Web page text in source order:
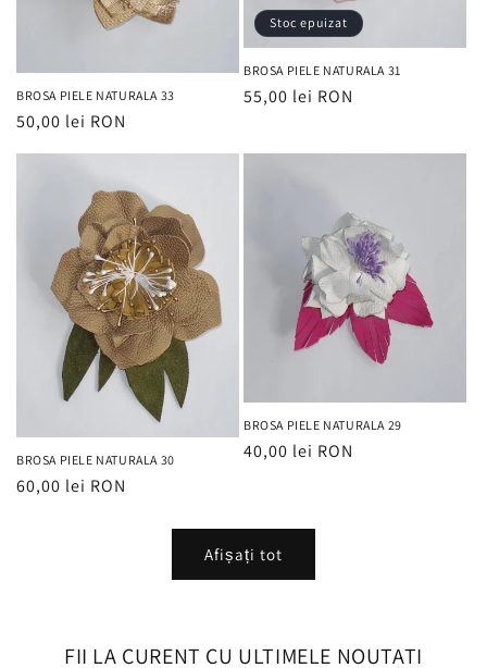
BROSA PIELE NATURALA 33
Preț
obișnuit
50,00 lei RON
Stoc epuizat
BROSA PIELE NATURALA 31
Preț
55,00 lei RON
BROSA PIELE NATURALA 30
Preț
60,00 lei RON
BROSA PIELE NATURALA 29
Preț
40,00 lei RON
Afișați tot
FII LA CURENT CU ULTIMELE NOUTATI